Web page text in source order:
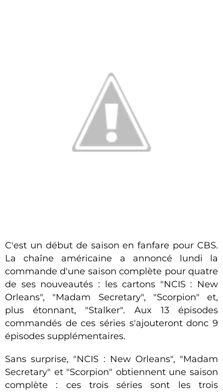
C'est un début de saison en fanfare pour CBS.
La chaîne américaine a annoncé lundi la
commande d'une saison complète pour quatre
de ses nouveautés : les cartons "NCIS : New
Orleans", "Madam Secretary", "Scorpion" et,
plus étonnant, "Stalker". Aux 13 épisodes
commandés de ces séries s'ajouteront donc 9
épisodes supplémentaires.
Sans surprise, "NCIS : New Orleans", "Madam
Secretary" et "Scorpion" obtiennent une saison
complète : ces trois séries sont les trois